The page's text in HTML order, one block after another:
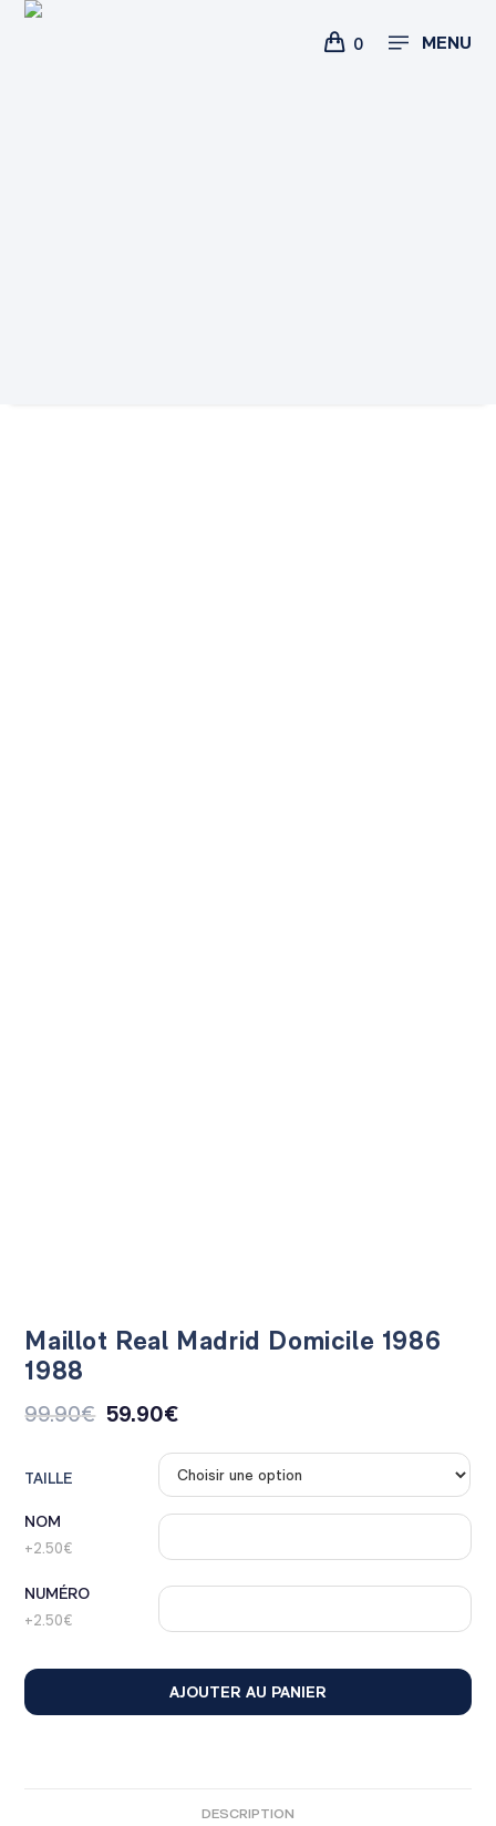
0 MENU
Maillot Real Madrid Domicile 1986
1988
99.90€ 59.90€
TAILLE
NOM
+2.50€
NUMÉRO
+2.50€
AJOUTER AU PANIER
DESCRIPTION